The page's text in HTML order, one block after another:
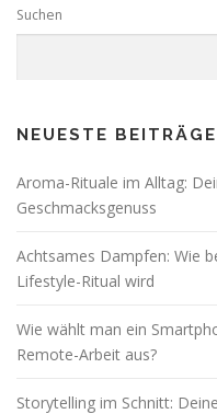
Suchen
NEUESTE BEITRÄGE
Aroma-Rituale im Alltag:
Geschmacksgenuss
Achtsames Dampfen: Wie
Lifestyle-Ritual wird
Wie wählt man ein
Remote-Arbeit aus?
Storytelling im Schnitt: